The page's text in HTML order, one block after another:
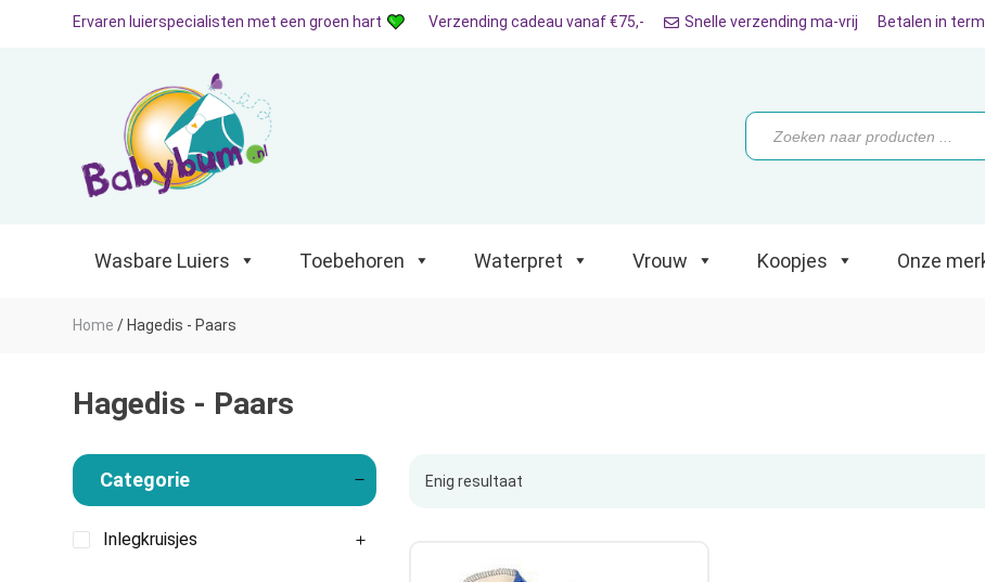
Wasbare Luiers Toebehoren Koopjes Onze merken
Ervaren luierspecialisten met een groen hart Verzending cadeau vanaf €75,- Snelle verzending ma-vrij Betalen in
Producten
zoeken
Wasbare Luiers Toebehoren Waterpret Vrouw Koopjes Onze
Home / Hagedis - Paars
Hagedis - Paars
Categorie
Inlegkruisjes
Enig resultaat